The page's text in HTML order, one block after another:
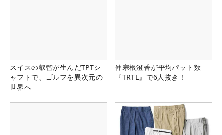
スイスの叡智が生んだTPTシ
ャフトで、ゴルフを異次元の
世界へ
仲宗根澄香が平均パット数
『TRTL』で6人抜き！